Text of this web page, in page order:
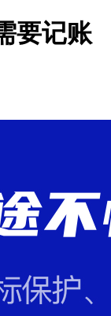
要记账